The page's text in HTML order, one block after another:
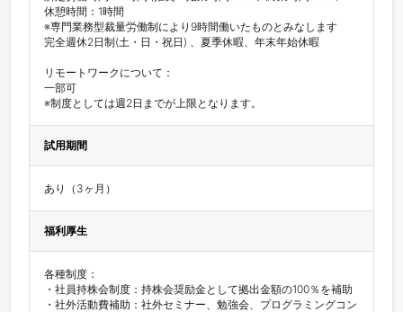
休憩時間：1時間
※専門業務型裁量労働制により9時間働いたものとみなします
完全週休2日制(土・日・祝日) 、夏季休暇、年末年始休暇
リモートワークについて：
一部可
※制度としては週2日までが上限となります。
試用期間
あり（3ヶ月）
福利厚生
各種制度：
・社員持株会制度：持株会奨励金として拠出金額の100％を補助
・社外活動費補助：社外セミナー、勉強会、プログラミングコン